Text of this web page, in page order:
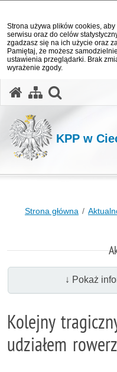
Strona używa plików cookies,
serwisu oraz do celów
zgadzasz się na ich użycie oraz
Pamiętaj, że możesz
ustawienia przeglądarki. Brak
wyrażenie zgody.
KPP w
Strona główna
↓ Pokaż
Kolejny
udziałem